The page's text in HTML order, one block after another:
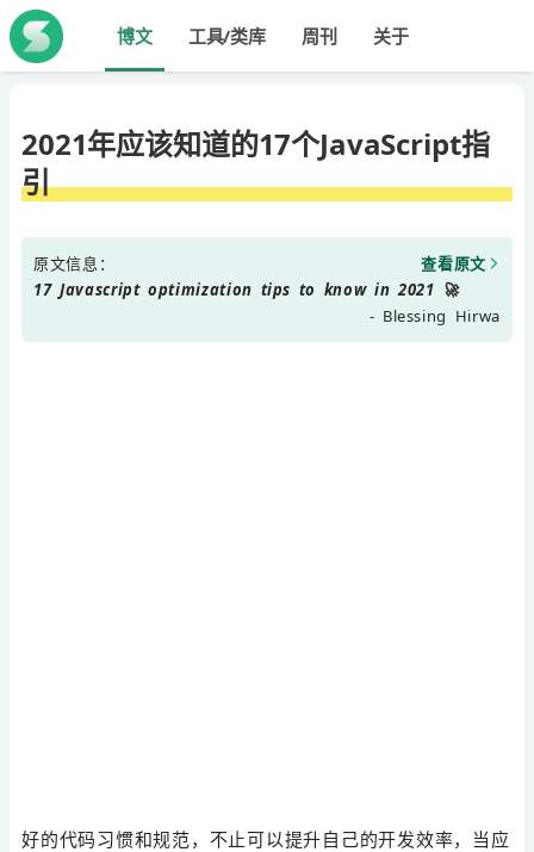
博文 工具/类库 周刊 关于
2021年应该知道的17个JavaScript指
引
原文信息：
查看原文
17 Javascript optimization tips to know in 2021 🚀
- Blessing Hirwa
好的代码习惯和规范，不止可以提升自己的开发效率，当应